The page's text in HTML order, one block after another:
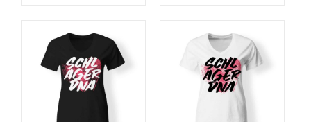
mehrere
Varianten
auf.
Die
Optionen
mehrere
Varianten
auf.
Die
Optionen